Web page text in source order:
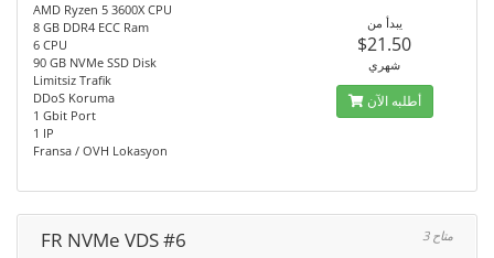
AMD Ryzen 5 3600X CPU
8 GB DDR4 ECC Ram
6 CPU
90 GB NVMe SSD Disk
Limitsiz Trafik
DDoS Koruma
1 Gbit Port
1 IP
Fransa / OVH Lokasyon
يبدأ من
$21.50
شهري
أطلبه الآن
FR NVMe VDS #6 3 متاح